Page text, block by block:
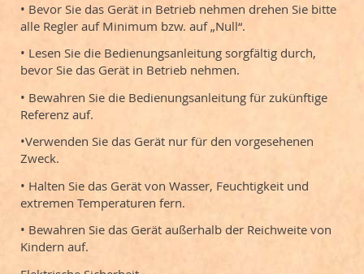
• Bevor Sie das Gerät in Betrieb nehmen drehen Sie bitte
alle Regler auf Minimum bzw. auf „Null“.
• Lesen Sie die Bedienungsanleitung sorgfältig durch,
bevor Sie das Gerät in Betrieb nehmen.
• Bewahren Sie die Bedienungsanleitung für zukünftige
Referenz auf.
•Verwenden Sie das Gerät nur für den vorgesehenen
Zweck.
• Halten Sie das Gerät von Wasser, Feuchtigkeit und
extremen Temperaturen fern.
• Bewahren Sie das Gerät außerhalb der Reichweite von
Kindern auf.